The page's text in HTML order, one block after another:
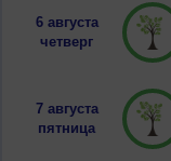
6 августа
четверг
7 августа
пятница